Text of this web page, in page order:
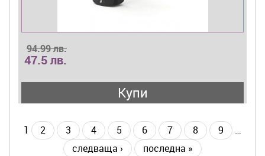
94.99 лв.
47.5 лв.
Купи
1 2 3 4 5 6 7 8 9
…
следваща ›
последна »